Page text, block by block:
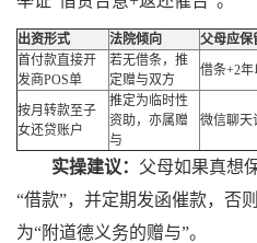
出资形式 法院倾向 父母应保
首付款直接开
发商POS单
若无借条，推
定赠与双方
借条+2
按月转款至子
女还贷账户
推定为临时性
资助，亦属赠
与
微信聊天
实操建议： 父母如果真想
“借款”，并定期发函催款，否
为“附道德义务的赠与”。